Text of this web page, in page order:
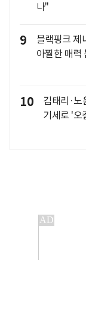
나"
9
블랙핑크 제
아찔한 매력
10
김태리·
기세로 '